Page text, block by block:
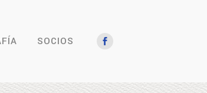
SOCIOS